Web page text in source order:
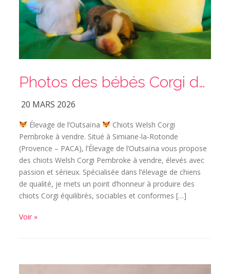
Photos des bébés Corgi de Ti’Panda et Marcello
20 MARS 2026
Élevage de l’Outsaïna
Chiots Welsh Corgi
Pembroke à vendre. Situé à Simiane-la-Rotonde
(Provence – PACA), l’Élevage de l’Outsaïna vous propose
des chiots Welsh Corgi Pembroke à vendre, élevés avec
passion et sérieux. Spécialisée dans l’élevage de chiens
de qualité, je mets un point d’honneur à produire des
chiots Corgi équilibrés, sociables et conformes […]
Voir »